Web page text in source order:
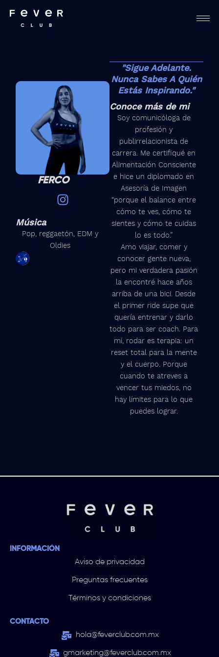
content
FERCO
I
n
t
a
Música
Pop, reggaetón, EDM y
Oldies
"Sigue Adelante.
Nunca Sabes A Quién
Estás Inspirando."
Conoce más de mi
Soy comunicóloga de
profesión y
publirrelacionista de
carrera. Me certifiqué en
Alimentación Consciente
e hice un diplomado en
Asesoría de Imagen
“porque el balance entre
cómo te ves, cómo te
sientes y cómo te cuidas
lo es todo.”
Amo viajar, comer y
conocer gente nueva,
pero mi verdadera pasión
la encontré hace años
arriba de una bici. Desde
el primer ride supe que
quería entrenar y darlo
todo para ser coach. Para
mí, rodar es terapia: un
reset total para la mente
y el cuerpo. Porque
cuando te atreves a
vencer tus miedos, no
hay límites para lo que
puedes lograr.
INFORMACIÓN
Aviso de privacidad
Preguntas frecuentes
Términos y condiciones
CONTACTO
hola@feverclub.com.mx
gmarketing@feverclub.com.mx